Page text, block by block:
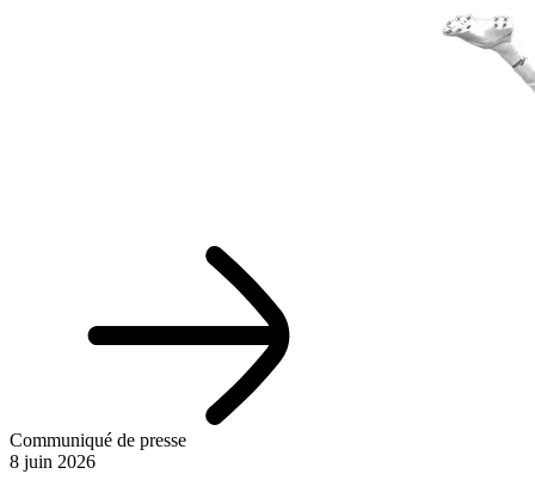
Communiqué de presse
8 juin 2026